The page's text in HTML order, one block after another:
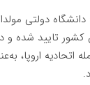
دانشگاه دولتی
تایید شده و
اتحادیه اروپا،